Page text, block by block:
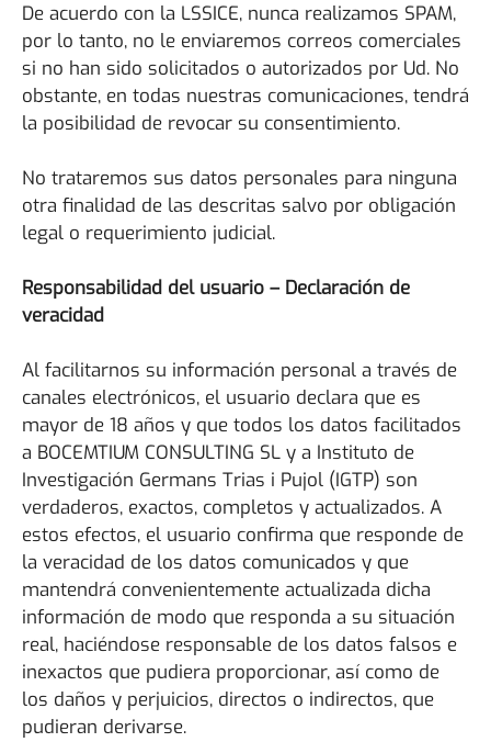
De acuerdo con la LSSICE, nunca realizamos SPAM,
por lo tanto, no le enviaremos correos comerciales
si no han sido solicitados o autorizados por Ud. No
obstante, en todas nuestras comunicaciones, tendrá
la posibilidad de revocar su consentimiento.
No trataremos sus datos personales para ninguna
otra finalidad de las descritas salvo por obligación
legal o requerimiento judicial.
Responsabilidad del usuario – Declaración de
veracidad
Al facilitarnos su información personal a través de
canales electrónicos, el usuario declara que es
mayor de 18 años y que todos los datos facilitados
a BOCEMTIUM CONSULTING SL y a Instituto de
Investigación Germans Trias i Pujol (IGTP) son
verdaderos, exactos, completos y actualizados. A
estos efectos, el usuario confirma que responde de
la veracidad de los datos comunicados y que
mantendrá convenientemente actualizada dicha
información de modo que responda a su situación
real, haciéndose responsable de los datos falsos e
inexactos que pudiera proporcionar, así como de
los daños y perjuicios, directos o indirectos, que
pudieran derivarse.